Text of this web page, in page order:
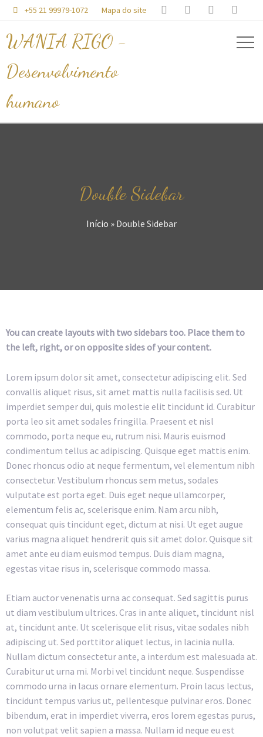
 +55 21 99979-1072 Mapa do site    
WANIA RIGO -
Desenvolvimento
humano
Double Sidebar
Início » Double Sidebar
You can create layouts with two sidebars too. Place them to
the left, right, or on opposite sides of your content.
Lorem ipsum dolor sit amet, consectetur adipiscing elit. Sed
convallis aliquet risus, sit amet mattis nulla facilisis sed. Ut
imperdiet semper dui, quis molestie elit tincidunt id. Curabitur
porta leo sit amet sodales fringilla. Praesent et nisl
commodo, porta neque eu, rutrum nisi. Mauris euismod
condimentum tellus ac adipiscing. Quisque eget mattis enim.
Donec rhoncus odio at neque fermentum, vel elementum nibh
consectetur. Vestibulum rhoncus sem metus, sodales
vulputate est porta eget. Duis eget neque ullamcorper,
elementum felis ac, scelerisque enim. Nam arcu nibh,
consequat quis tincidunt eget, dictum at nisi. Ut eget augue
varius magna aliquet hendrerit quis sit amet dolor. Quisque sit
amet ante eu diam euismod tempus. Duis diam magna,
egestas vitae risus in, scelerisque commodo massa.
Etiam auctor venenatis urna ac consequat. Sed sagittis purus
ut diam vestibulum ultrices. Cras in ante aliquet, tincidunt nisl
at, tincidunt ante. Ut scelerisque elit risus, vitae sodales nibh
adipiscing ut. Sed porttitor aliquet lectus, in lacinia nulla.
Nullam dictum consectetur ante, a interdum est malesuada at.
Curabitur ut urna mi. Morbi vel tincidunt neque. Suspendisse
commodo urna in lacus ornare elementum. Proin lacus lectus,
tincidunt tempus varius ut, pellentesque pulvinar eros. Donec
bibendum, erat in imperdiet viverra, eros lorem egestas purus,
non volutpat velit sapien a massa. Nullam id neque eu est